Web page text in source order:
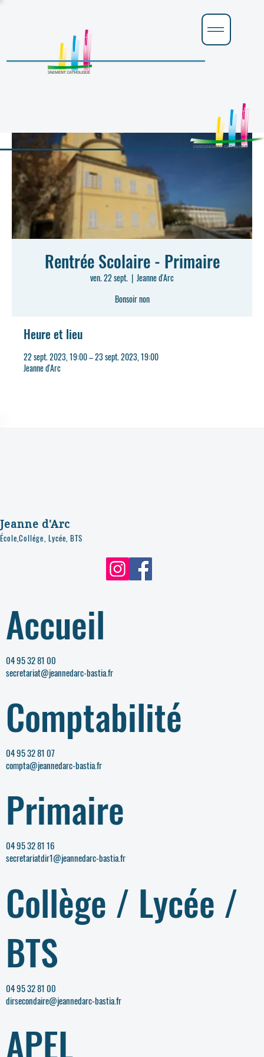
Rentrée Scolaire - Primaire
ven. 22 sept.
  |
Jeanne d'Arc
Bonsoir non
Heure et lieu
22 sept. 2023, 19:00 – 23 sept. 2023, 19:00
Jeanne d'Arc
Accueil
04 95 32 81 00
secretariat@jeannedarc-bastia.fr
Comptabilité
04 95 32 81 07
compta@jeannedarc-bastia.fr
Primaire
04 95 32 81 16
secretariatdir1@jeannedarc-bastia.fr
Collège / Lycée /
BTS
04 95 32 81 00
dirsecondaire@jeannedarc-bastia.fr
APEL
Jeanne d'Arc
École,Collége, Lycée, BTS